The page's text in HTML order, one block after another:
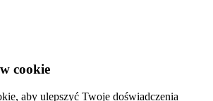
cookie
aby ulepszyć Twoje doświadczenia